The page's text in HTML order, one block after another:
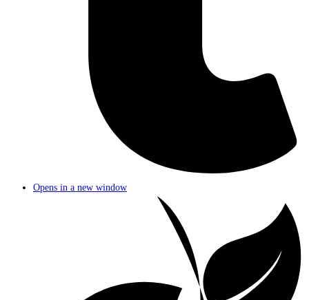
Opens in a new window